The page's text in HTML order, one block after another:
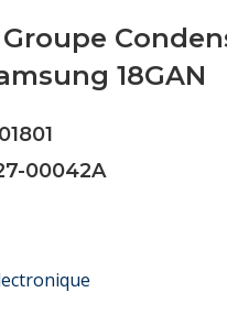
18GAN
00042A